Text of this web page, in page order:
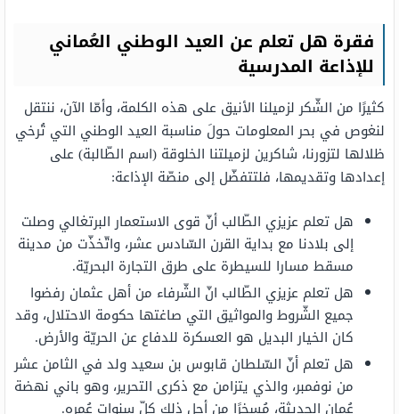
فقرة هل تعلم عن العيد الوطني العُماني
للإذاعة المدرسية
كثيرًا من الشّكر لزميلنا الأنيق على هذه الكلمة، وأمّا الآن، ننتقل
لنغوص في بحر المعلومات حولَ مناسبة العيد الوطني التي تُرخي
ظلالها لتزورنا، شاكرين لزميلتنا الخلوقة (اسم الطّالبة) على
إعدادها وتقديمها، فلتتفضّل إلى منصّة الإذاعة:
هل تعلم عزيزي الطّالب أنّ قوى الاستعمار البرتغالي وصلت
إلى بلادنا مع بداية القرن السّادس عشر، واتّخذّت من مدينة
مسقط مسارا للسيطرة على طرق التجارة البحريّة.
هل تعلم عزيزي الطّالب انّ الشّرفاء من أهل عثمان رفضوا
جميع الشّروط والمواثيق التي صاغتها حكومة الاحتلال، وقد
كان الخيار البديل هو العسكرة للدفاع عن الحريّة والأرض.
هل تعلم أنّ السّلطان قابوس بن سعيد ولد في الثامن عشر
من نوفمبر، والذي يتزامن مع ذكرى التحرير، وهو باني نهضة
عُمان الحديثة، مُسخرًا من أجل ذلك كلّ سنوات عُمره.